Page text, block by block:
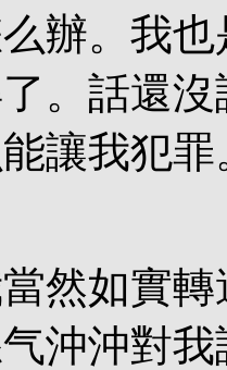
辦。我
。話還
讓我犯
然如實
沖沖對我